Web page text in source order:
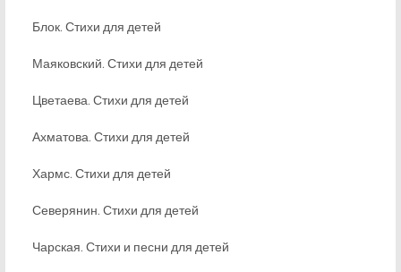
Блок. Стихи для детей
Маяковский. Стихи для детей
Цветаева. Стихи для детей
Ахматова. Стихи для детей
Хармс. Стихи для детей
Северянин. Стихи для детей
Чарская. Стихи и песни для детей